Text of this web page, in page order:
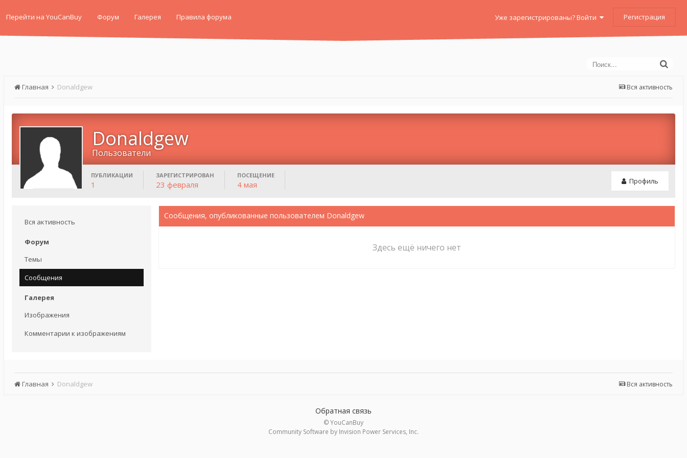
Перейти на YouCanBuy Форум Галерея Правила форума Уже зарегистрированы? Войти Регистрация
Вся активность
Главная Donaldgew
Donaldgew
Пользователи
Профиль
ПУБЛИКАЦИИ
1
ЗАРЕГИСТРИРОВАН
23 февраля
ПОСЕЩЕНИЕ
4 мая
Вся активность
Форум
Темы
Сообщения
Галерея
Изображения
Комментарии к изображениям
Сообщения, опубликованные пользователем Donaldgew
Здесь ещё ничего нет
Вся активность
Главная Donaldgew
Обратная связь
© YouCanBuy
Community Software by Invision Power Services, Inc.